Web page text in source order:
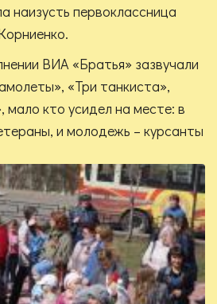
наизусть первоклассница
ВИА «Братья» зазвучали
«Три танкиста»,
мало кто усидел на месте: в
и молодежь – курсанты